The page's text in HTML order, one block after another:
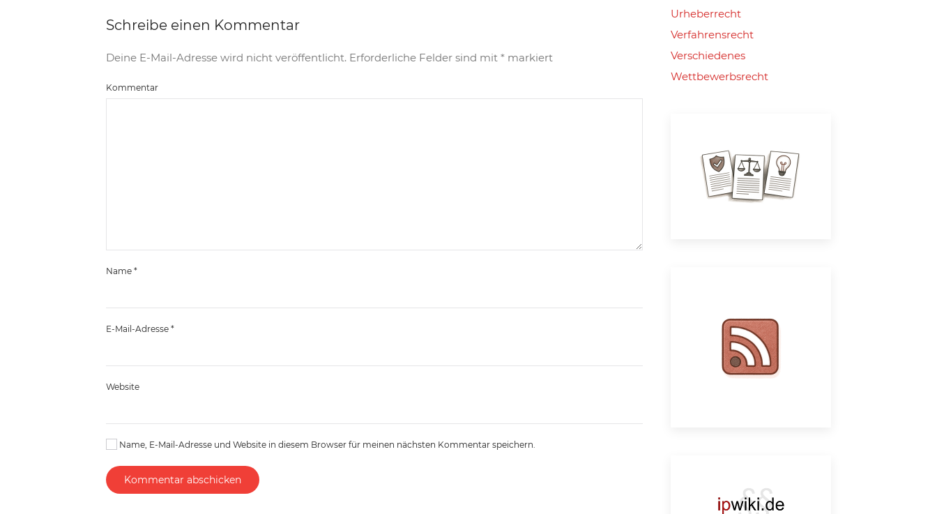
Schreibe einen Kommentar
Deine E-Mail-Adresse wird nicht veröffentlicht. Erforderliche Felder sind mit * markiert
Kommentar
Name *
E-Mail-Adresse *
Website
Name, E-Mail-Adresse und Website in diesem Browser für meinen nächsten Kommentar speichern.
Kommentar abschicken
Urheberrecht
Verfahrensrecht
Verschiedenes
Wettbewerbsrecht